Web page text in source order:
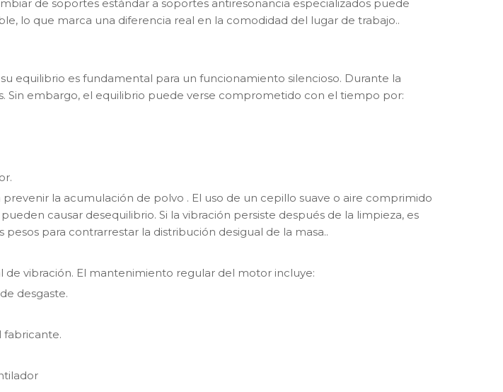
de soportes estándar a soportes antiresonancia especializados puede
lo que marca una diferencia real en la comodidad del lugar de trabajo..
equilibrio es fundamental para un funcionamiento silencioso. Durante la
Sin embargo, el equilibrio puede verse comprometido con el tiempo por:
la acumulación de polvo . El uso de un cepillo suave o aire comprimido
causar desequilibrio. Si la vibración persiste después de la limpieza, es
para contrarrestar la distribución desigual de la masa..
vibración. El mantenimiento regular del motor incluye:
desgaste.
fabricante.